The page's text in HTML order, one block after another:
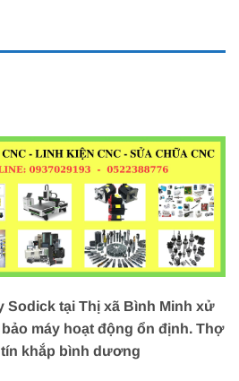
Sodick tại Thị xã Bình Minh xử
máy hoạt động ổn định. Thợ
khắp bình dương